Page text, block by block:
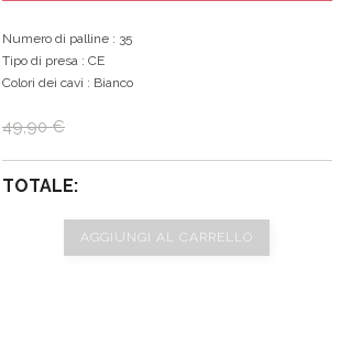
Numero di palline : 35
Tipo di presa : CE
Colori dei cavi : Bianco
49,90 €
TOTALE:
AGGIUNGI AL CARRELLO